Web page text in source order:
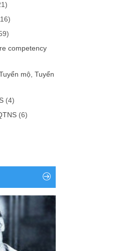
competency
mộ, Tuyển
(4)
(6)